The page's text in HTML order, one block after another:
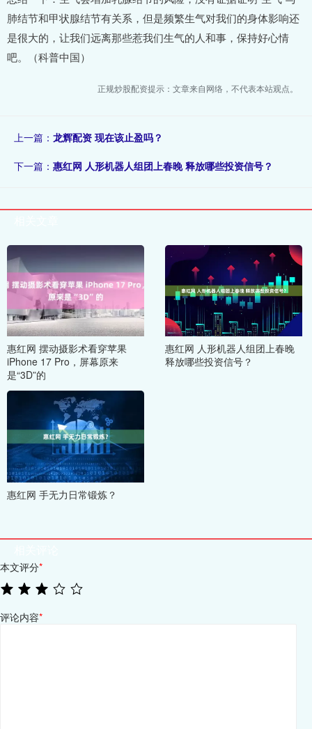
肺结节和甲状腺结节有关系，但是频繁生气对我们的身体影响还
是很大的，让我们远离那些惹我们生气的人和事，保持好心情
吧。（科普中国）
正规炒股配资提示：文章来自网络，不代表本站观点。
上一篇： 龙辉配资 现在该止盈吗？
下一篇： 惠红网 人形机器人组团上春晚 释放哪些投资信号？
惠红网 摆动摄影术看穿苹果
iPhone 17 Pro，屏幕原来
是“3D”的
惠红网 人形机器人组团上春晚
释放哪些投资信号？
惠红网 手无力日常锻炼？
本文评分*
评论内容*